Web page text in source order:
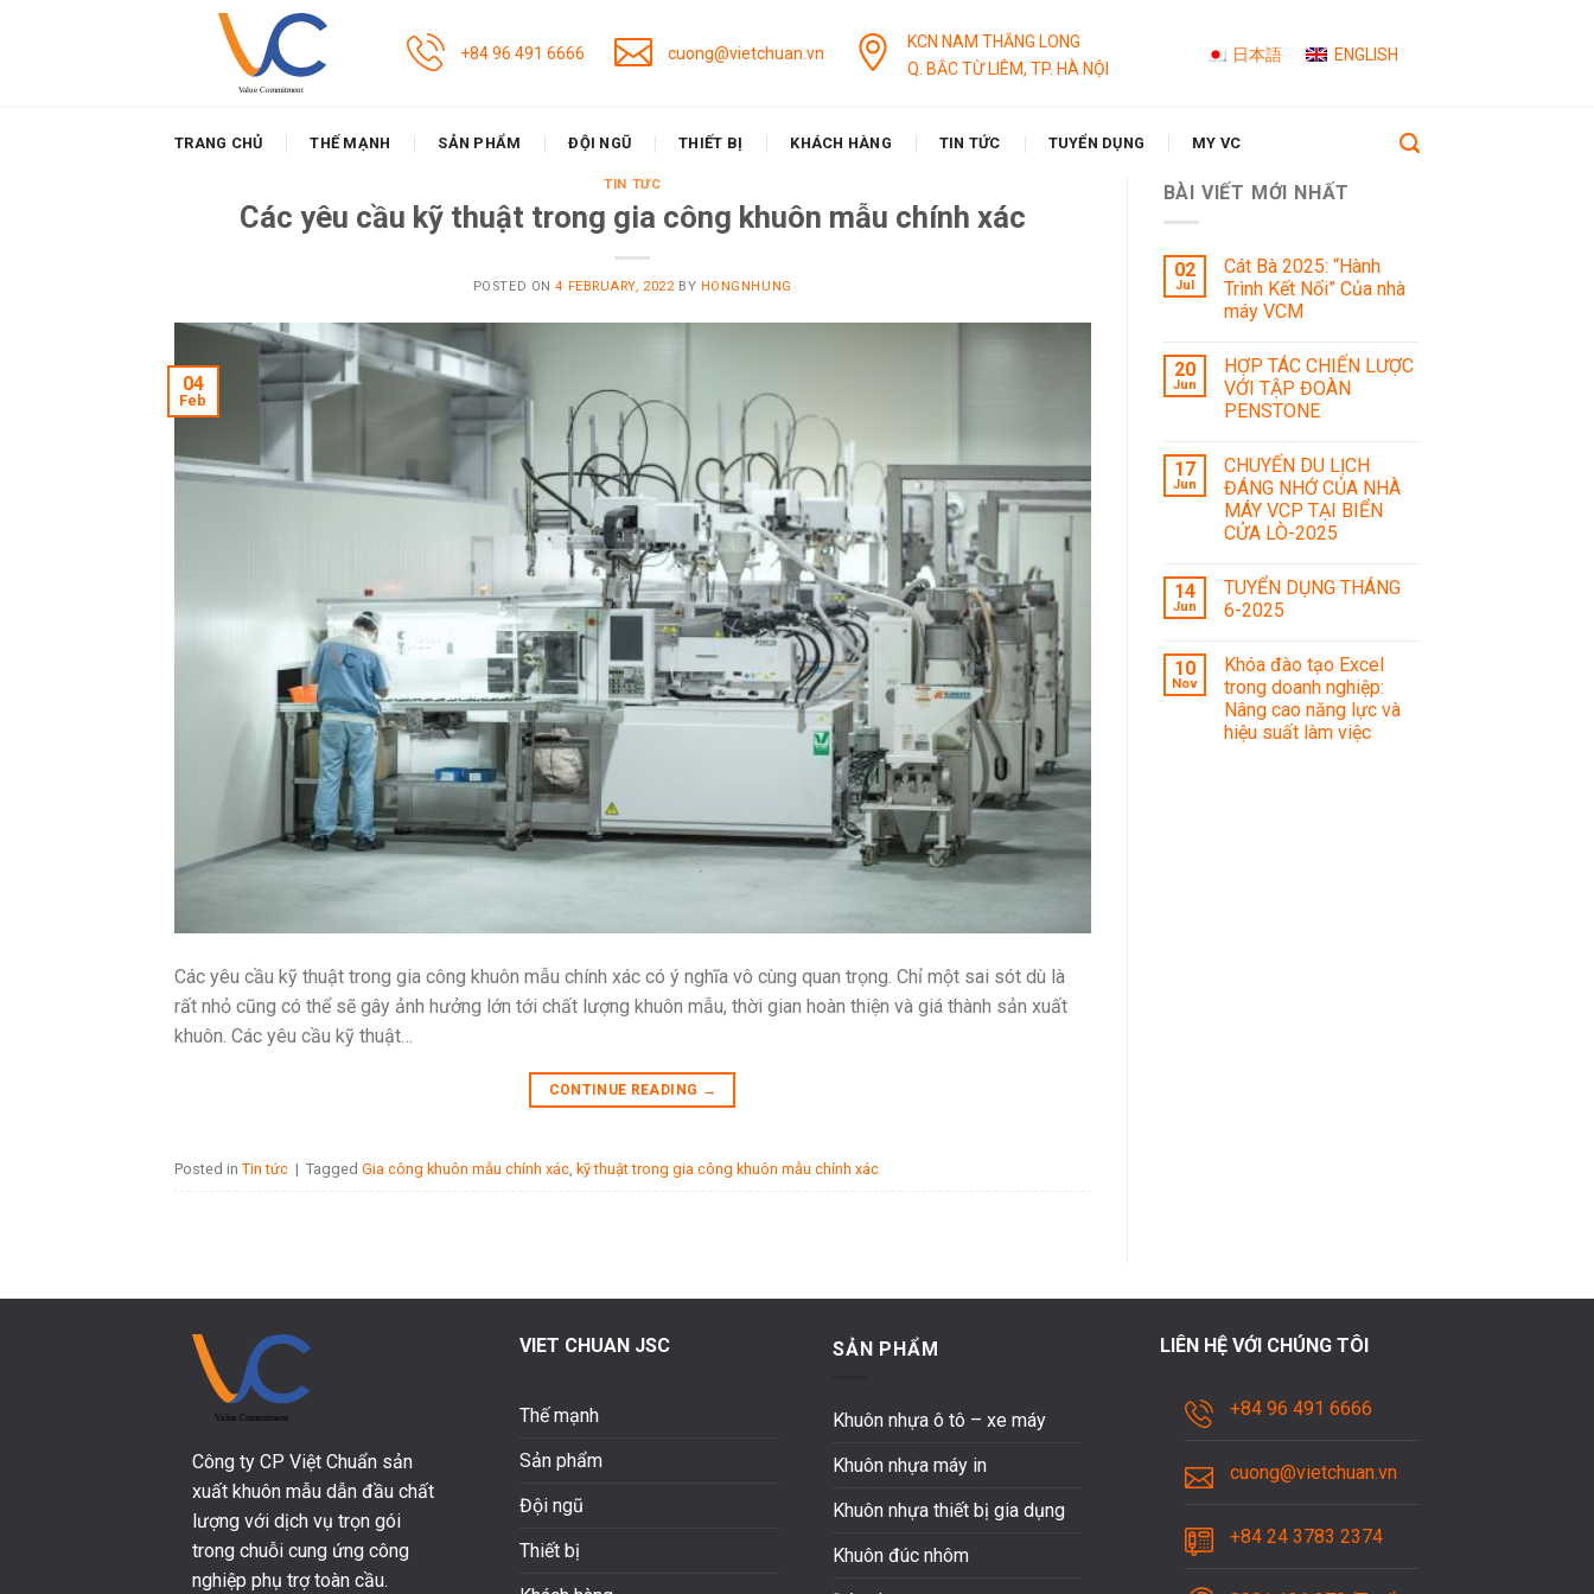
+84 96 491 6666 cuong@vietchuan.vn
KCN NAM THĂNG LONG
Q. BẮC TỪ LIÊM, TP. HÀ NỘI
日本語 ENGLISH
TRANG CHỦ THẾ MẠNH SẢN PHẨM ĐỘI NGŨ THIẾT BỊ KHÁCH HÀNG TIN TỨC TUYỂN DỤNG MY VC
TIN TỨC
Các yêu cầu kỹ thuật trong gia công khuôn mẫu chính xác
POSTED ON4 FEBRUARY, 2022 BY HONGNHUNG
04
Feb
Các yêu cầu kỹ thuật trong gia công khuôn mẫu chính xác có ý nghĩa vô cùng quan trọng. Chỉ một sai sót dù là
rất nhỏ cũng có thể sẽ gây ảnh hưởng lớn tới chất lượng khuôn mẫu, thời gian hoàn thiện và giá thành sản xuất
khuôn. Các yêu cầu kỹ thuật…
CONTINUE READING →
Posted in Tin tức | Tagged Gia công khuôn mẫu chính xác kỹ thuật trong gia công khuôn mẫu chính xác
BÀI VIẾT MỚI NHẤT
02
Jul
Cát Bà 2025: “Hành
Trình Kết Nối” Của nhà
máy VCM
20
Jun
HỢP TÁC CHIẾN LƯỢC
VỚI TẬP ĐOÀN
PENSTONE
17
Jun
CHUYẾN DU LỊCH
ĐÁNG NHỚ CỦA NHÀ
MÁY VCP TẠI BIỂN
CỬA LÒ-2025
14
Jun
TUYỂN DỤNG THÁNG
6-2025
10
Nov
Khóa đào tạo Excel
trong doanh nghiệp:
Nâng cao năng lực và
hiệu suất làm việc
Công ty CP Việt Chuẩn sản
xuất khuôn mẫu dẫn đầu chất
lượng với dịch vụ trọn gói
trong chuỗi cung ứng công
nghiệp phụ trợ toàn cầu.
VIET CHUAN JSC
Thế mạnh
Sản phẩm
Đội ngũ
Thiết bị
SẢN PHẨM
Khuôn nhựa ô tô – xe máy
Khuôn nhựa máy in
Khuôn nhựa thiết bị gia dụng
Khuôn đúc nhôm
LIÊN HỆ VỚI CHÚNG TÔI
+84 96 491 6666
cuong@vietchuan.vn
+84 24 3783 2374